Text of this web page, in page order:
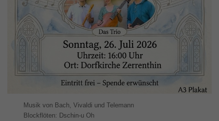
Musik von Bach, Vivaldi und Telemann
Blockflöten: Dschin-u Oh